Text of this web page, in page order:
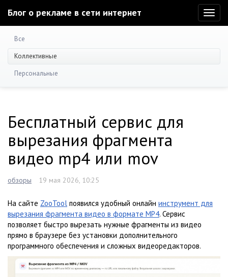
Блог о рекламе в сети интернет
Все
Коллективные
Персональные
Бесплатный сервис для
вырезания фрагмента
видео mp4 или mov
обзоры 19 мая 2026, 10:25
На сайте ZooTool появился удобный онлайн инструмент для
вырезания фрагмента видео в формате MP4. Сервис
позволяет быстро вырезать нужные фрагменты из видео
прямо в браузере без установки дополнительного
программного обеспечения и сложных видеоредакторов.